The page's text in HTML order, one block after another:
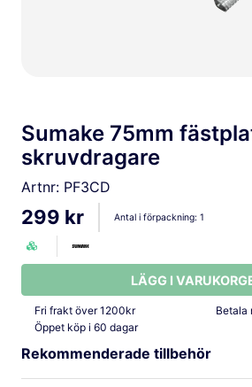
Sumake 75mm
skruvdragare
Artnr: PF3CD
299 kr Antal i förpackning: 1
LÄGG I
Fri frakt över 1200kr
Betala
Öppet köp i 60 dagar
Rekommenderade tillbehör